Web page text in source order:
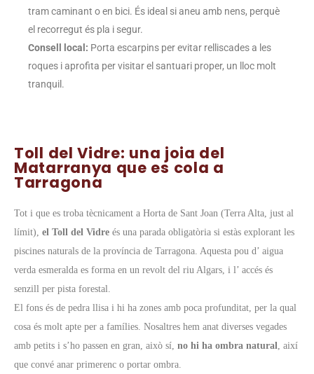
tram caminant o en bici. És ideal si aneu amb nens, perquè
el recorregut és pla i segur.
Consell local: Porta escarpins per evitar relliscades a les
roques i aprofita per visitar el santuari proper, un lloc molt
tranquil.
Toll del Vidre: una joia del
Matarranya que es cola a
Tarragona
Tot i que es troba tècnicament a Horta de Sant Joan (Terra Alta, just al
límit), el Toll del Vidre és una parada obligatòria si estàs explorant les
piscines naturals de la província de Tarragona. Aquesta pou d’ aigua
verda esmeralda es forma en un revolt del riu Algars, i l’ accés és
senzill per pista forestal.
El fons és de pedra llisa i hi ha zones amb poca profunditat, per la qual
cosa és molt apte per a famílies. Nosaltres hem anat diverses vegades
amb petits i s’ho passen en gran, això sí, no hi ha ombra natural, així
que convé anar primerenc o portar ombra.